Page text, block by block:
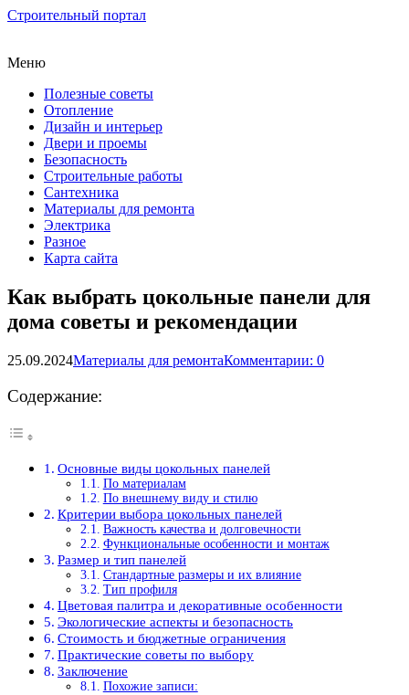
Строительный портал
Меню
Полезные советы
Отопление
Дизайн и интерьер
Двери и проемы
Безопасность
Строительные работы
Сантехника
Материалы для ремонта
Электрика
Разное
Карта сайта
Как выбрать цокольные панели для
дома советы и рекомендации
25.09.2024Материалы для ремонтаКомментарии: 0
Содержание:
Основные виды цокольных панелей
По материалам
По внешнему виду и стилю
Критерии выбора цокольных панелей
Важность качества и долговечности
Функциональные особенности и монтаж
Размер и тип панелей
Стандартные размеры и их влияние
Тип профиля
Цветовая палитра и декоративные особенности
Экологические аспекты и безопасность
Стоимость и бюджетные ограничения
Практические советы по выбору
Заключение
Похожие записи: